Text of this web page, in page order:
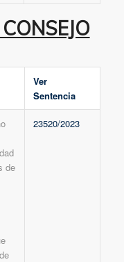
Ver
Sentencia
de
23520/2023